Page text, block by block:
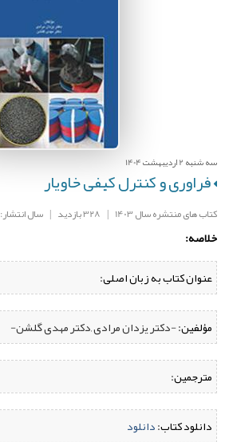
سه شنبه 2 اردیبهشت 1404
فراوری و کنترل کیفی خاویار
کتاب های منتشره سال 1403 | 328 بازدید | سال انتشار: 1403
خلاصه:
عنوان کتاب به زبان اصلی:
مؤلفین:‌ -دکتر یزدان مرادی ,دکتر مهدی گلشن-
مترجمین:
دانلود کتاب:دانلود